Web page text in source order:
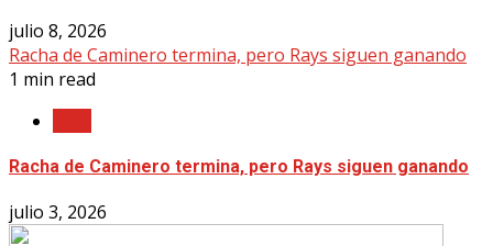
julio 8, 2026
Racha de Caminero termina, pero Rays siguen ganando
1 min read
Racha de Caminero termina, pero Rays siguen ganando
julio 3, 2026